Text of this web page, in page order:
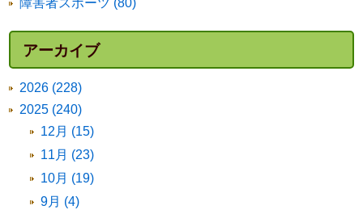
障害者スポーツ (80)
アーカイブ
2026 (228)
2025 (240)
12月 (15)
11月 (23)
10月 (19)
9月 (4)